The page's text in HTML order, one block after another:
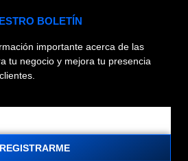
BOLETÍN
importante acerca de las
tu negocio y mejora tu presencia
REGISTRARME